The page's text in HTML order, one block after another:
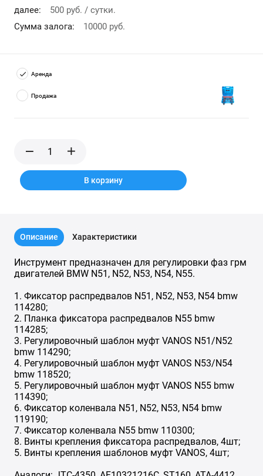
далее:
500 руб. / сутки.
Сумма залога:
10000 руб.
Аренда
Продажа
В корзину
Описание Характеристики
Инструмент предназначен для регулировки фаз грм
двигателей BMW N51, N52, N53, N54, N55.
1. Фиксатор распредвалов N51, N52, N53, N54 bmw
114280;
2. Планка фиксатора распредвалов N55 bmw
114285;
3. Регулировочный шаблон муфт VANOS N51/N52
bmw 114290;
4. Регулировочный шаблон муфт VANOS N53/N54
bmw 118520;
5. Регулировочный шаблон муфт VANOS N55 bmw
114390;
6. Фиксатор коленвала N51, N52, N53, N54 bmw
119190;
7. Фиксатор коленвала N55 bmw 110300;
8. Винты крепления фиксатора распредвалов, 4шт;
5. Винты крепления шаблонов муфт VANOS, 4шт;